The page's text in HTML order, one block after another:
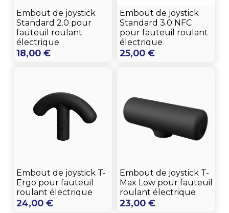
Embout de joystick
Standard 2.0 pour
fauteuil roulant
électrique
18,00 €
Embout de joystick
Standard 3.0 NFC
pour fauteuil roulant
électrique
25,00 €
Embout de joystick T-
Ergo pour fauteuil
roulant électrique
24,00 €
Embout de joystick T-
Max Low pour fauteuil
roulant électrique
23,00 €